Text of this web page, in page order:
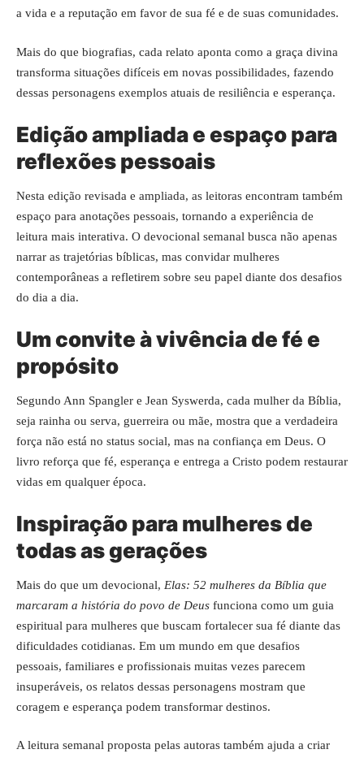
a vida e a reputação em favor de sua fé e de suas comunidades.
Mais do que biografias, cada relato aponta como a graça divina
transforma situações difíceis em novas possibilidades, fazendo
dessas personagens exemplos atuais de resiliência e esperança.
Edição ampliada e espaço para
reflexões pessoais
Nesta edição revisada e ampliada, as leitoras encontram também
espaço para anotações pessoais, tornando a experiência de
leitura mais interativa. O devocional semanal busca não apenas
narrar as trajetórias bíblicas, mas convidar mulheres
contemporâneas a refletirem sobre seu papel diante dos desafios
do dia a dia.
Um convite à vivência de fé e
propósito
Segundo Ann Spangler e Jean Syswerda, cada mulher da Bíblia,
seja rainha ou serva, guerreira ou mãe, mostra que a verdadeira
força não está no status social, mas na confiança em Deus. O
livro reforça que fé, esperança e entrega a Cristo podem restaurar
vidas em qualquer época.
Inspiração para mulheres de
todas as gerações
Mais do que um devocional, Elas: 52 mulheres da Bíblia que
marcaram a história do povo de Deus funciona como um guia
espiritual para mulheres que buscam fortalecer sua fé diante das
dificuldades cotidianas. Em um mundo em que desafios
pessoais, familiares e profissionais muitas vezes parecem
insuperáveis, os relatos dessas personagens mostram que
coragem e esperança podem transformar destinos.
A leitura semanal proposta pelas autoras também ajuda a criar